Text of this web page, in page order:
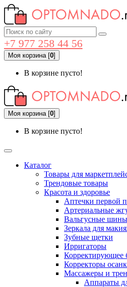
+7 977 258 44 56
Моя корзина[0]
В корзине пусто!
Моя корзина[0]
В корзине пусто!
Каталог
Товары для
Трендовые товары
Красота и здоровье
Аптечки первой
Артериальные
Вальгусные
Зеркала для
Зубные щетки
Ирригаторы
Корректирующее
Корректоры
Массажеры и
Аппараты